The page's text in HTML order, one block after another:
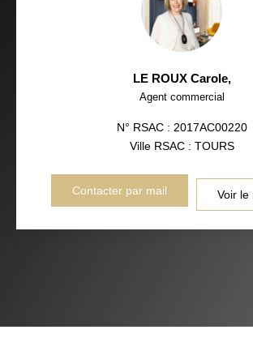
LE ROUX Carole,
Agent commercial
N° RSAC : 2017AC00220
Ville RSAC : TOURS
Contacter par mail Voir le